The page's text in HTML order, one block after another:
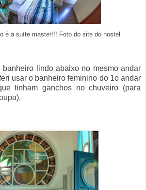
é a suíte master!!! Foto do site do hostel
banheiro lindo abaixo no mesmo andar
usar o banheiro feminino do 1o andar
tinham ganchos no chuveiro (para